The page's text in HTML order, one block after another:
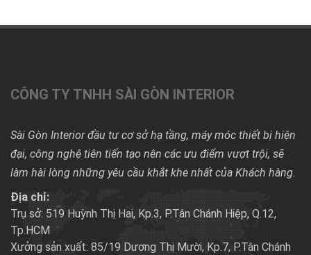
CÔNG TY TNHH SÀI GÒN INTERIOR
Sài Gòn Interior đầu tư cơ sở hạ tầng, máy móc thiết bị hiện
đại, công nghệ tiên tiến tạo nên các ưu điểm vượt trội, sẽ
làm hài lòng những yêu cầu khắt khe nhất của Khách hàng.
Địa chỉ:
Trụ sở: 519 Huỳnh Thị Hai, Kp.3, P.Tân Chánh Hiệp, Q.12,
Tp.HCM
Xưởng sản xuất: 85/19 Dương Thị Mười, Kp.7, P.Tân Chánh